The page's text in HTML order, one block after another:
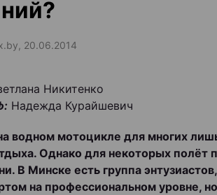
20.06.2014
Никитенко
Надежда Курайшевич
водном мотоцикле для многих
Однако для некоторых полёт
В Минске есть группа
на профессиональном уровне,